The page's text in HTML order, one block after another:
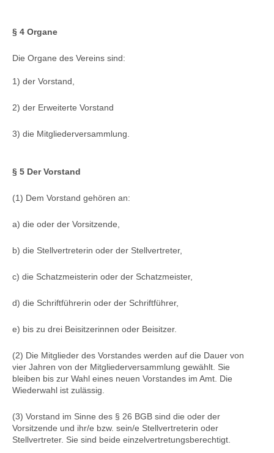
§ 4 Organe
Die Organe des Vereins sind:
1) der Vorstand,
2) der Erweiterte Vorstand
3) die Mitgliederversammlung.
§ 5 Der Vorstand
(1) Dem Vorstand gehören an:
a) die oder der Vorsitzende,
b) die Stellvertreterin oder der Stellvertreter,
c) die Schatzmeisterin oder der Schatzmeister,
d) die Schriftführerin oder der Schriftführer,
e) bis zu drei Beisitzerinnen oder Beisitzer.
(2) Die Mitglieder des Vorstandes werden auf die Dauer von
vier Jahren von der Mitgliederversammlung gewählt. Sie
bleiben bis zur Wahl eines neuen Vorstandes im Amt. Die
Wiederwahl ist zulässig.
(3) Vorstand im Sinne des § 26 BGB sind die oder der
Vorsitzende und ihr/e bzw. sein/e Stellvertreterin oder
Stellvertreter. Sie sind beide einzelvertretungsberechtigt.